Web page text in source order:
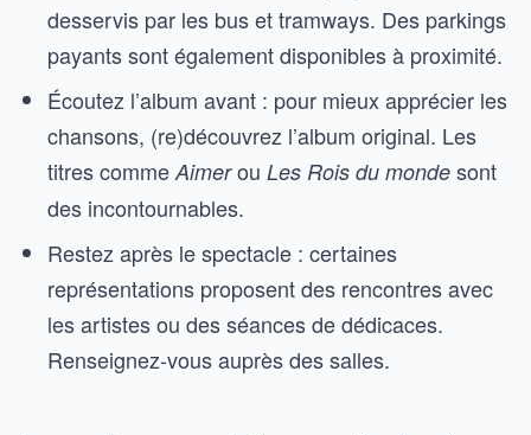
desservis par les bus et tramways. Des parkings
payants sont également disponibles à proximité.
Écoutez l’album avant : pour mieux apprécier les
chansons, (re)découvrez l’album original. Les
titres comme Aimerou Les Rois du monde sont
des incontournables.
Restez après le spectacle : certaines
représentations proposent des rencontres avec
les artistes ou des séances de dédicaces.
Renseignez-vous auprès des salles.